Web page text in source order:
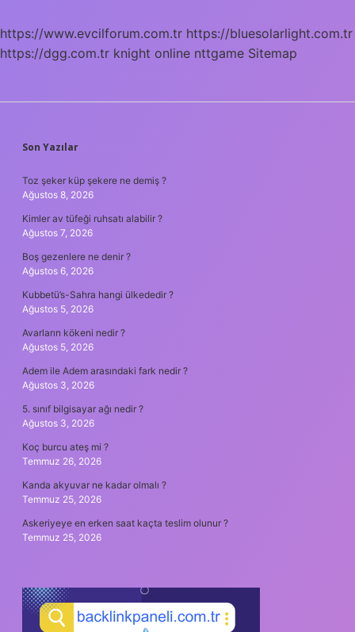
Olacak
https://www.evcilforum.com.tr https://bluesolarlight.com.tr
https://dgg.com.tr knight online nttgame Sitemap
SIDEBAR
Son Yazılar
Toz şeker küp şekere ne demiş ?
Ağustos 8, 2026
Kimler av tüfeği ruhsatı alabilir ?
Ağustos 7, 2026
Boş gezenlere ne denir ?
Ağustos 6, 2026
Kubbetü’s-Sahra hangi ülkededir ?
Ağustos 5, 2026
Avarların kökeni nedir ?
Ağustos 5, 2026
Adem ile Adem arasındaki fark nedir ?
Ağustos 3, 2026
5. sınıf bilgisayar ağı nedir ?
Ağustos 3, 2026
Koç burcu ateş mi ?
Temmuz 26, 2026
Kanda akyuvar ne kadar olmalı ?
Temmuz 25, 2026
Askeriyeye en erken saat kaçta teslim olunur ?
Temmuz 25, 2026